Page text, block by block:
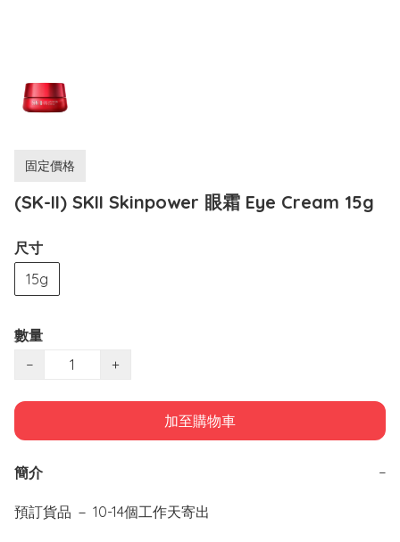
固定價格
(SK-II) SKII Skinpower 眼霜 Eye Cream 15g
尺寸
15g
數量
−
+
加至購物車
簡介 −
預訂貨品 － 10-14個工作天寄出